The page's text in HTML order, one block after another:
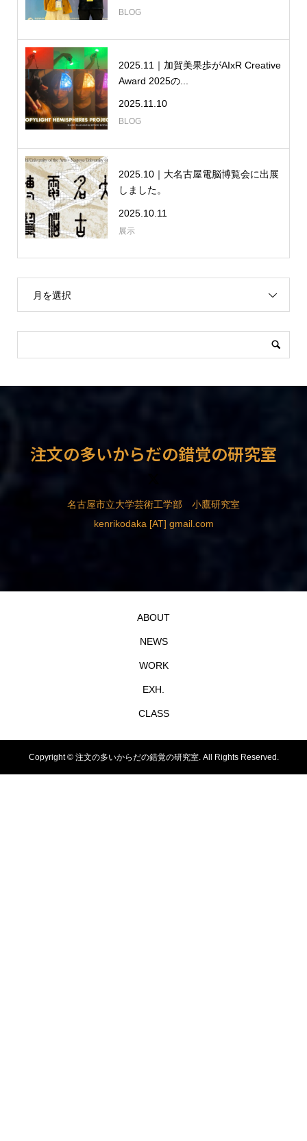
BLOG
2025.11｜加賀美果歩がAIxR Creative
Award 2025の...
2025.11.10
BLOG
2025.10｜大名古屋電脳博覧会に出展
しました。
2025.10.11
展示
月を選択
注文の多いからだの錯覚の研究室
名古屋市立大学芸術工学部 小鷹研究室
kenrikodaka [AT] gmail.com
ABOUT
NEWS
WORK
EXH.
CLASS
Copyright ©注文の多いからだの錯覚の研究室. All Rights Reserved.